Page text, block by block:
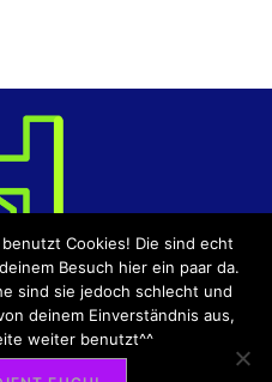
IMPRESSUM
ÜBER UNS
Cookies! Die sind echt
Besuch hier ein paar da.
sind sie jedoch schlecht und
deinem Einverständnis aus,
weiter benutzt^^